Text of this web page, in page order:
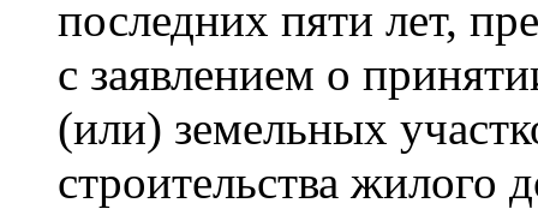
последних пяти лет,
с заявлением о
(или) земельных
строительства жилого